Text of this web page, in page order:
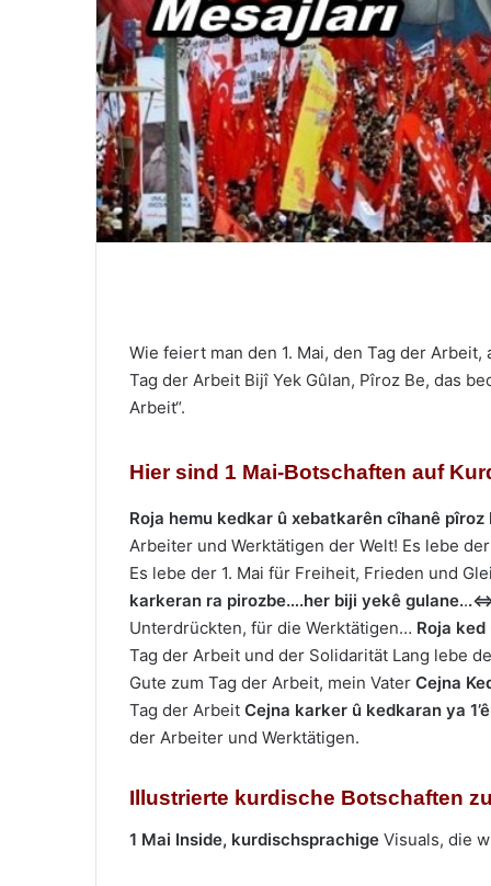
M
a
i
l
Wie feiert man den 1. Mai, den Tag der
Tag der Arbeit Bijî Yek Gûlan, Pîroz Be, das
Arbeit“.
Hier sind 1 Mai-Botschaften auf
Roja hemu kedkar û xebatkarên cîhanê
Arbeiter und Werktätigen der Welt! Es lebe der
Es lebe der 1. Mai für Freiheit, Frieden und
karkeran ra pirozbe….her biji yekê gulane..
Unterdrückten, für die Werktätigen… Roja
Tag der Arbeit und der Solidarität Lang lebe
Gute zum Tag der Arbeit, mein Vater Cejna
Tag der Arbeit Cejna karker û kedkaran ya
der Arbeiter und Werktätigen.
Illustrierte kurdische Botschaften
1 Mai Inside, kurdischsprachige Visuals, die